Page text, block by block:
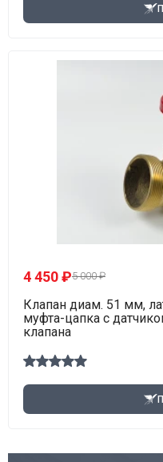
4 450 ₽5 000 ₽
Клапан диам. 51 мм,
муфта-цапка с
клапана